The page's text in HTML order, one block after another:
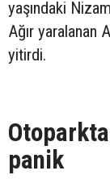
yaşındaki
Ağır yaralanan
yitirdi.
panik